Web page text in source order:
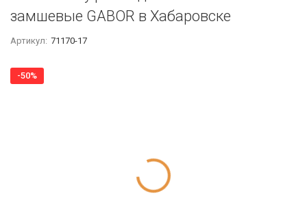
замшевые GABOR в Хабаровске
Артикул: 71170-17
-50%